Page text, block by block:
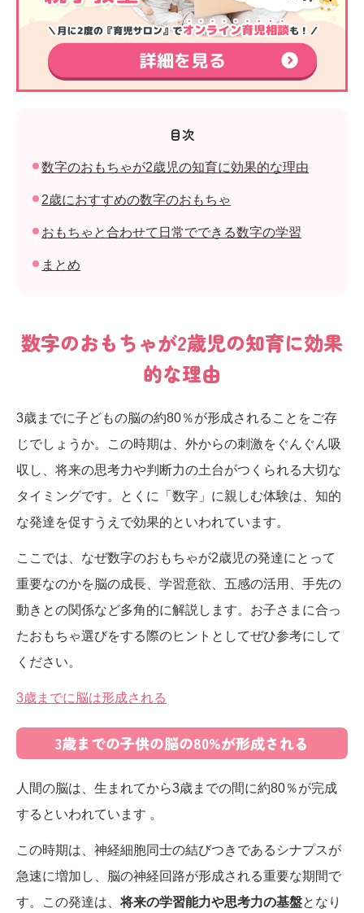
目次
数字のおもちゃが2歳児の知育に効果的な理由
2歳におすすめの数字のおもちゃ
おもちゃと合わせて日常でできる数字の学習
まとめ
数字のおもちゃが2歳児の知育に効果
的な理由
3歳までに子どもの脳の約80％が形成されることをご存
じでしょうか。この時期は、外からの刺激をぐんぐん吸
収し、将来の思考力や判断力の土台がつくられる大切な
タイミングです。とくに「数字」に親しむ体験は、知的
な発達を促すうえで効果的といわれています。
ここでは、なぜ数字のおもちゃが2歳児の発達にとって
重要なのかを脳の成長、学習意欲、五感の活用、手先の
動きとの関係など多角的に解説します。お子さまに合っ
たおもちゃ選びをする際のヒントとしてぜひ参考にして
ください。
3歳までに脳は形成される
3歳までの子供の脳の80%が形成される
人間の脳は、生まれてから3歳までの間に約80％が完成
するといわれています 。
​この時期は、神経細胞同士の結びつきであるシナプスが
急速に増加し、脳の神経回路が形成される重要な期間で
す。​この発達は、将来の学習能力や思考力の基盤となり